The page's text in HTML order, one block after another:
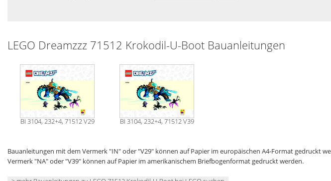
LEGO Dreamzzz 71512 Krokodil-U-Boot Bauanleitungen
BI 3104, 232+4, 71512 V29 BI 3104, 232+4, 71512 V39
Bauanleitungen mit dem Vermerk "IN" oder "V29" können auf Papier im europäischen A4-Format gedruckt
Vermerk "NA" oder "V39" können auf Papier im amerikanischem Briefbogenformat gedruckt werden.